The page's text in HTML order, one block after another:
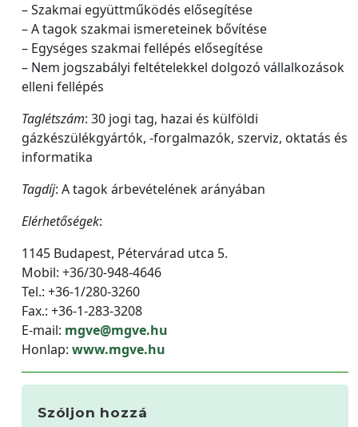
– Szakmai együttműködés elősegítése
– A tagok szakmai ismereteinek bővítése
– Egységes szakmai fellépés elősegítése
– Nem jogszabályi feltételekkel dolgozó vállalkozások
elleni fellépés
Taglétszám: 30 jogi tag, hazai és külföldi
gázkészülékgyártók, -forgalmazók, szerviz, oktatás és
informatika
Tagdíj: A tagok árbevételének arányában
Elérhetőségek:
1145 Budapest, Pétervárad utca 5.
Mobil: +36/30-948-4646
Tel.: +36-1/280-3260
Fax.: +36-1-283-3208
E-mail: mgve@mgve.hu
Honlap: www.mgve.hu
Szóljon hozzá